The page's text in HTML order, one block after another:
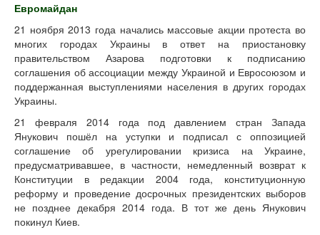
Евромайдан
21 ноября 2013 года начались массовые акции протеста во
многих городах Украины в ответ на приостановку
правительством Азарова подготовки к подписанию
соглашения об ассоциации между Украиной и Евросоюзом и
поддержанная выступлениями населения в других городах
Украины.
21 февраля 2014 года под давлением стран Запада
Янукович пошёл на уступки и подписал с оппозицией
соглашение об урегулировании кризиса на Украине,
предусматривавшее, в частности, немедленный возврат к
Конституции в редакции 2004 года, конституционную
реформу и проведение досрочных президентских выборов
не позднее декабря 2014 года. В тот же день Янукович
покинул Киев.